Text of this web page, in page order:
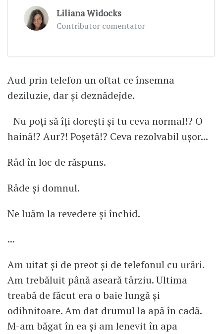
Liliana Widocks
Contributor comentator
Aud prin telefon un oftat ce însemna
deziluzie, dar și deznădejde.
- Nu poți să îți dorești și tu ceva normal!? O
haină!? Aur?! Poșetă!? Ceva rezolvabil ușor...
Râd în loc de răspuns.
Râde și domnul.
Ne luăm la revedere și închid.
...
Am uitat și de preot și de telefonul cu urări.
Am trebăluit până aseară târziu. Ultima
treabă de făcut era o baie lungă și
odihnitoare. Am dat drumul la apă în cadă.
M-am băgat în ea și am lenevit în apa